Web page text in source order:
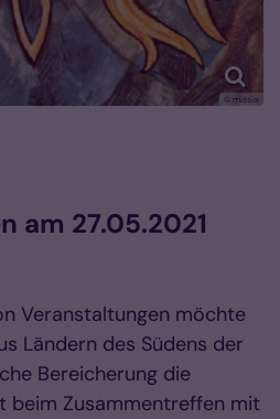
© missio
am 27.05.2021
Veranstaltungen möchte
Ländern des Südens der
Bereicherung die
beim Zusammentreffen mit